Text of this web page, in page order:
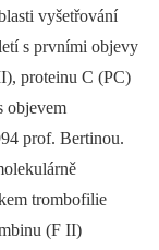
vyšetřování
s prvními objevy
proteinu C (PC)
objevem
prof. Bertinou.
trombofilie
(F II)